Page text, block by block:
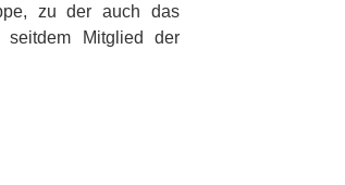
zu der auch das
seitdem Mitglied der